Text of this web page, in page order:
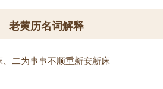
老黄历名词解释
二为事事不顺重新安新床